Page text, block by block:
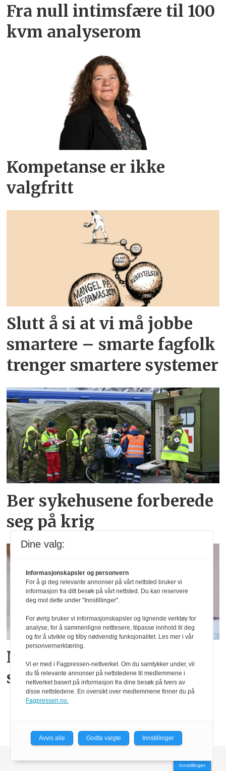
Fra null intimsfære til 100
kvm analyserom
Kompetanse er ikke
valgfritt
Slutt å si at vi må jobbe
smartere – smarte fagfolk
trenger smartere systemer
Ber sykehusene forberede
seg på krig
Nå må bioingeniører selv
søke om autorisasjon
Innstillinger
Dine valg:
Informasjonskapsler og personvern
For å gi deg relevante annonser på vårt nettsted bruker vi
informasjon fra ditt besøk på vårt nettsted. Du kan reservere
deg mot dette under "Innstillinger".
For øvrig bruker vi informasjonskapsler og lignende verktøy for
analyse, for å sammenligne nettlesere, tilpasse innhold til deg
og for å utvikle og tilby nødvendig funksjonalitet. Les mer i vår
personvernerklæring.
Vi er med i Fagpressen-nettverket. Om du samtykker under, vil
du få relevante annonser på nettstedene til medlemmene i
nettverket basert på informasjon fra dine besøk på tvers av
disse nettstedene. En oversikt over medlemmene finner du på
Fagpressen.no.
Avvis alle Godta valgte Innstillinger